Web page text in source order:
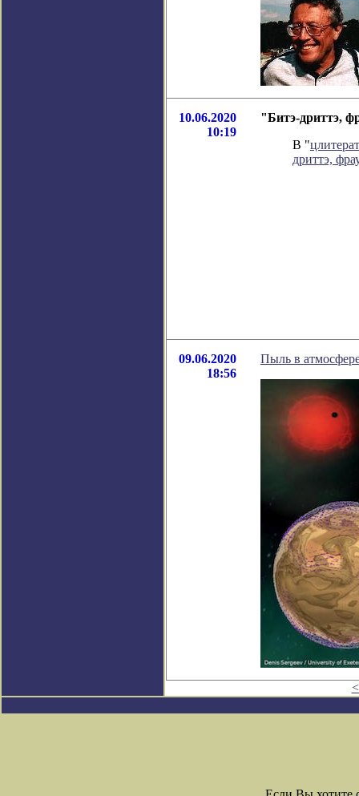
10.06.2020
10:19
"Битэ-дриттэ,
В "
дриттэ,
09.06.2020
18:56
Пыль в